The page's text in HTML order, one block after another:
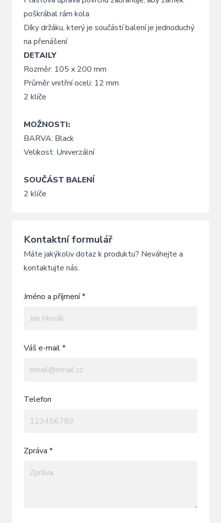
poškrábal rám kola
Díky držáku, který je součástí balení je jednoduchý
na přenášení
DETAILY
Rozměr: 105 x 200 mm
Průměr vnitřní oceli: 12 mm
2 klíče
MOŽNOSTI:
BARVA: Black
Velikost: Univerzální
SOUČÁST BALENÍ
2 klíče
Kontaktní formulář
Máte jakýkoliv dotaz k produktu? Neváhejte a
kontaktujte nás.
Jméno a příjmení *
Váš e-mail *
Telefon
Zpráva *